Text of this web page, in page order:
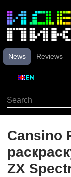
News Reviews
Cansino
ZX